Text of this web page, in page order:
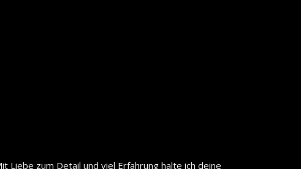
zum Detail und viel Erfahrung halte ich deine